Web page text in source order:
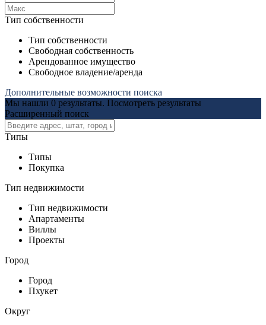
Тип собственности
Тип собственности
Свободная собственность
Арендованное имущество
Свободное владение/аренда
Дополнительные возможности поиска
Мы нашли 0 результаты. Посмотреть результаты
Расширенный поиск
Типы
Типы
Покупка
Тип недвижимости
Тип недвижимости
Апартаменты
Виллы
Проекты
Город
Город
Пхукет
Округ